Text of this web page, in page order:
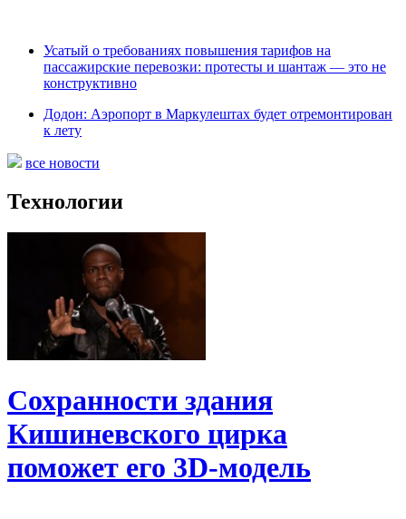
Усатый о требованиях повышения тарифов на
пассажирские перевозки: протесты и шантаж — это не
конструктивно
Додон: Аэропорт в Маркулештах будет отремонтирован
к лету
все новости
Технологии
Сохранности здания
Кишиневского цирка
поможет его 3D-модель